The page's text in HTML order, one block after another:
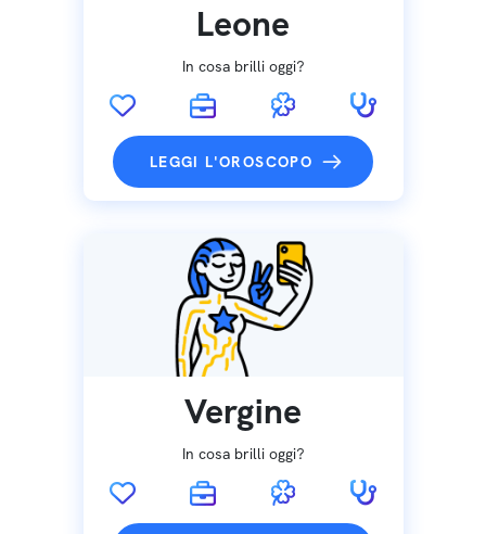
Leone
In cosa brilli oggi?
LEGGI L'OROSCOPO
Vergine
In cosa brilli oggi?